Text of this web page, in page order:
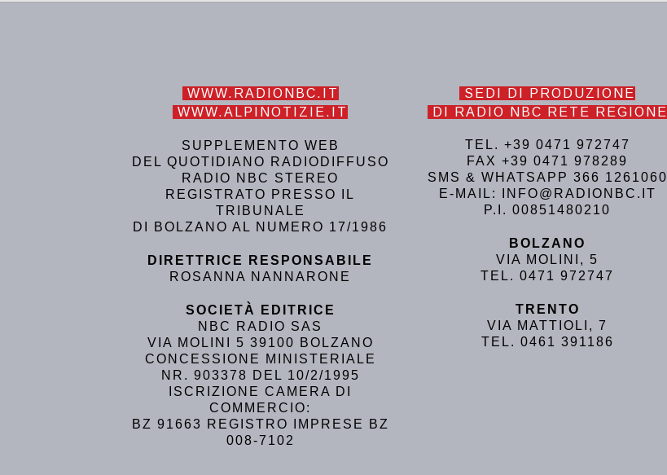
WWW.RADIONBC.IT
WWW.ALPINOTIZIE.IT
SUPPLEMENTO WEB
DEL QUOTIDIANO RADIODIFFUSO
RADIO NBC STEREO
REGISTRATO PRESSO IL
TRIBUNALE
DI BOLZANO AL NUMERO 17/1986
DIRETTRICE RESPONSABILE
ROSANNA NANNARONE
SOCIETÀ EDITRICE
NBC RADIO SAS
VIA MOLINI 5 39100 BOLZANO
CONCESSIONE MINISTERIALE
NR. 903378 DEL 10/2/1995
ISCRIZIONE CAMERA DI
COMMERCIO:
BZ 91663 REGISTRO IMPRESE BZ
008-7102
SEDI DI PRODUZIONE
DI RADIO NBC RETE REGIONE
TEL. +39 0471 972747
FAX +39 0471 978289
SMS & WHATSAPP 366 1261060
E-MAIL: INFO@RADIONBC.IT
P.I. 00851480210
BOLZANO
VIA MOLINI, 5
TEL. 0471 972747
TRENTO
VIA MATTIOLI, 7
TEL. 0461 391186